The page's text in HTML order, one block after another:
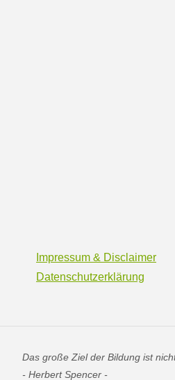
Impressum & Disclaimer
Datenschutzerklärung
Das große Ziel der Bildung ist
- Herbert Spencer -